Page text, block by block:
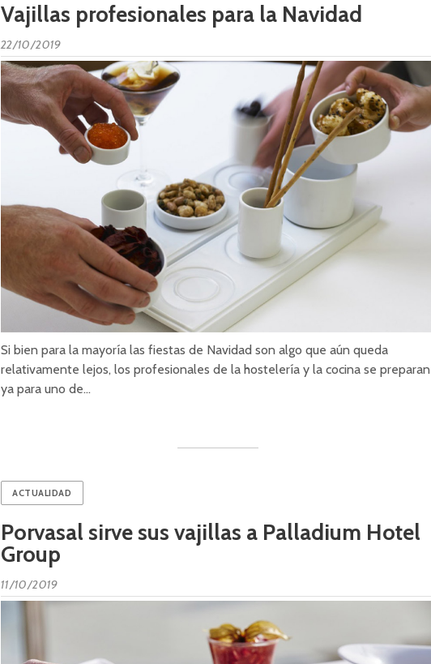
Vajillas profesionales para la Navidad
22/10/2019
Si bien para la mayoría las fiestas de Navidad son algo que aún queda
relativamente lejos, los profesionales de la hostelería y la cocina se preparan
ya para uno de…
ACTUALIDAD
Porvasal sirve sus vajillas a Palladium Hotel
Group
11/10/2019